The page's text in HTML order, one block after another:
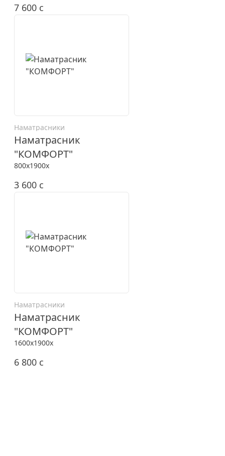
7 600 c
Наматрасники
Наматрасник
"КОМФОРТ"
800x1900x
3 600 c
Наматрасники
Наматрасник
"КОМФОРТ"
1600x1900x
6 800 c